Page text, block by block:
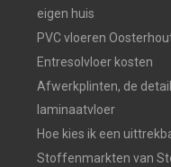
eigen huis
PVC vloeren
Entresolvloer kosten
Afwerkplinten, de
laminaatvloer
Hoe kies ik een
Stoffenmarkten van